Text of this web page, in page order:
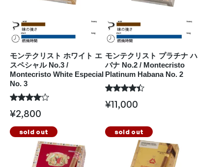
モンテクリスト ホワイト エ
スペシャル No.3 /
Montecristo White Especial
No. 3
¥2,800
モンテクリスト プラチナ ハ
バナ No.2 / Montecristo
Platinum Habana No. 2
¥11,000
sold out sold out